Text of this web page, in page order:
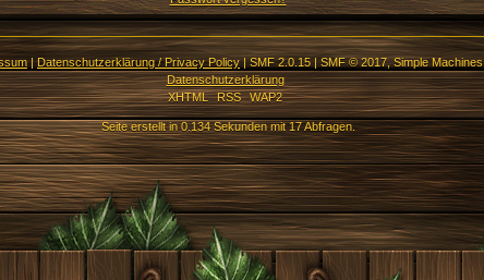
|Datenschutzerklärung / Privacy Policy|SMF 2.0.15 | SMF © 2017,Simple Machines
Datenschutzerklärung
XHTML
RSS WAP2
Seite erstellt in 0.134 Sekunden mit 17 Abfragen.